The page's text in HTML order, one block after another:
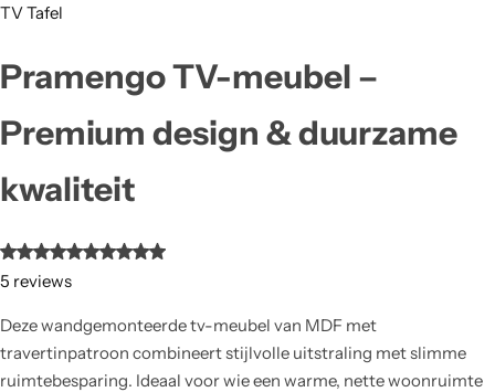
TV Tafel
Pramengo TV-meubel –
Premium design & duurzame
kwaliteit
5 reviews
Deze wandgemonteerde tv-meubel van MDF met
travertinpatroon combineert stijlvolle uitstraling met slimme
ruimtebesparing. Ideaal voor wie een warme, nette woonruimte